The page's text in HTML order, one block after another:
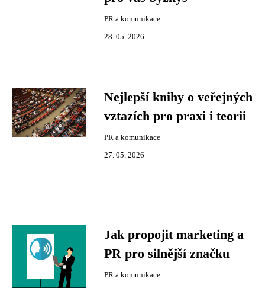
PR a komunikace
28. 05. 2026
Nejlepší knihy o veřejných
vztazích pro praxi i teorii
PR a komunikace
27. 05. 2026
Jak propojit marketing a
PR pro silnější značku
PR a komunikace